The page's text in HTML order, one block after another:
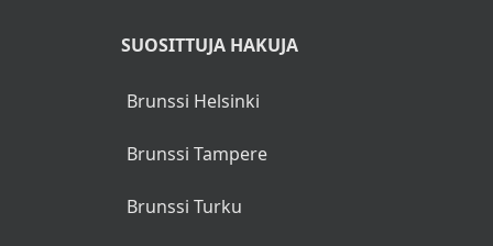
SUOSITTUJA HAKUJA
Brunssi Helsinki
Brunssi Tampere
Brunssi Turku